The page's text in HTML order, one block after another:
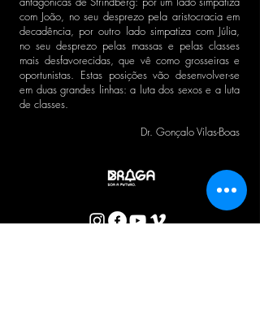
com João, no seu desprezo pela aristocracia em
decadência, por outro lado simpatiza com Júlia,
no seu desprezo pelas massas e pelas classes
mais desfavorecidas, que vê como grosseiras e
oportunistas. Estas posições vão desenvolver-se
em duas grandes linhas: a luta dos sexos e a luta
de classes.
Dr. Gonçalo Vilas-Boas